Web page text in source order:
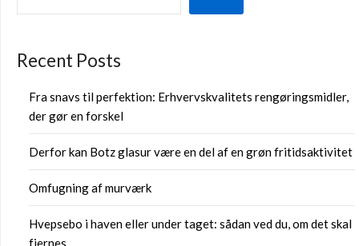
Recent Posts
Fra snavs til perfektion: Erhvervskvalitets rengøringsmidler,
der gør en forskel
Derfor kan Botz glasur være en del af en grøn fritidsaktivitet
Omfugning af murværk
Hvepsebo i haven eller under taget: sådan ved du, om det skal